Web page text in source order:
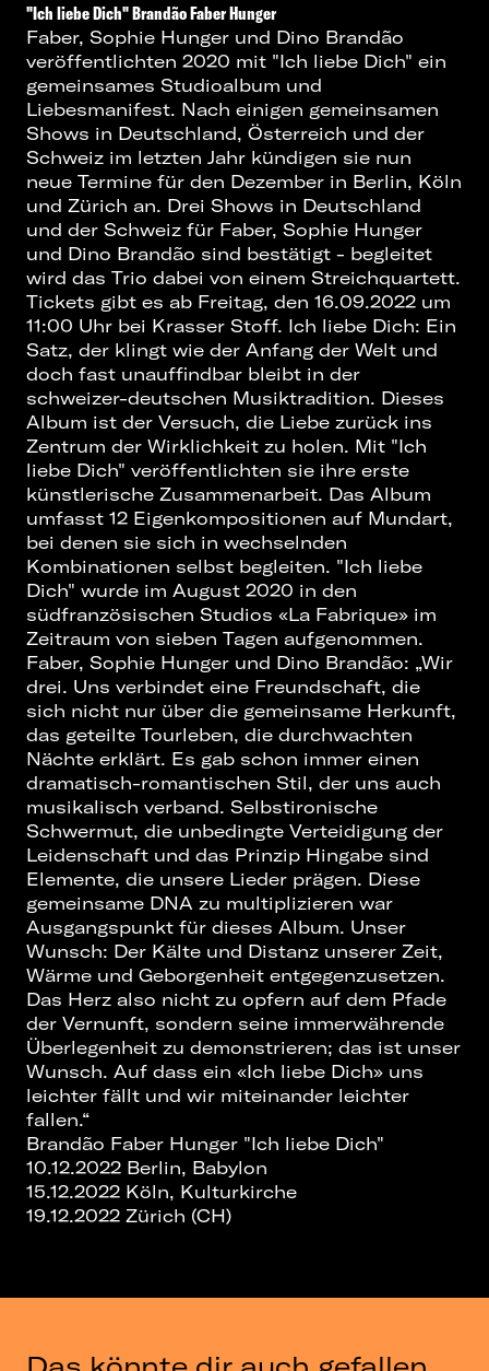
"Ich liebe Dich" Brandão Faber Hunger
Faber, Sophie Hunger und Dino Brandão
veröffentlichten 2020 mit "Ich liebe Dich" ein
gemeinsames Studioalbum und
Liebesmanifest. Nach einigen gemeinsamen
Shows in Deutschland, Österreich und der
Schweiz im letzten Jahr kündigen sie nun
neue Termine für den Dezember in Berlin, Köln
und Zürich an. Drei Shows in Deutschland
und der Schweiz für Faber, Sophie Hunger
und Dino Brandão sind bestätigt - begleitet
wird das Trio dabei von einem Streichquartett.
Tickets gibt es ab Freitag, den 16.09.2022 um
11:00 Uhr bei Krasser Stoff. Ich liebe Dich: Ein
Satz, der klingt wie der Anfang der Welt und
doch fast unauffindbar bleibt in der
schweizer-deutschen Musiktradition. Dieses
Album ist der Versuch, die Liebe zurück ins
Zentrum der Wirklichkeit zu holen. Mit "Ich
liebe Dich" veröffentlichten sie ihre erste
künstlerische Zusammenarbeit. Das Album
umfasst 12 Eigenkompositionen auf Mundart,
bei denen sie sich in wechselnden
Kombinationen selbst begleiten. "Ich liebe
Dich" wurde im August 2020 in den
südfranzösischen Studios «La Fabrique» im
Zeitraum von sieben Tagen aufgenommen.
Faber, Sophie Hunger und Dino Brandão: „Wir
drei. Uns verbindet eine Freundschaft, die
sich nicht nur über die gemeinsame Herkunft,
das geteilte Tourleben, die durchwachten
Nächte erklärt. Es gab schon immer einen
dramatisch-romantischen Stil, der uns auch
musikalisch verband. Selbstironische
Schwermut, die unbedingte Verteidigung der
Leidenschaft und das Prinzip Hingabe sind
Elemente, die unsere Lieder prägen. Diese
gemeinsame DNA zu multiplizieren war
Ausgangspunkt für dieses Album. Unser
Wunsch: Der Kälte und Distanz unserer Zeit,
Wärme und Geborgenheit entgegenzusetzen.
Das Herz also nicht zu opfern auf dem Pfade
der Vernunft, sondern seine immerwährende
Überlegenheit zu demonstrieren; das ist unser
Wunsch. Auf dass ein «Ich liebe Dich» uns
leichter fällt und wir miteinander leichter
fallen.“
Brandão Faber Hunger "Ich liebe Dich"
10.12.2022 Berlin, Babylon
15.12.2022 Köln, Kulturkirche
19.12.2022 Zürich (CH)